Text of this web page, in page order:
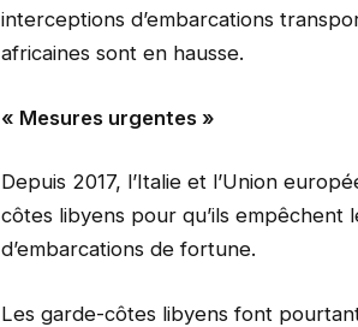
interceptions d’embarcations
africaines sont en hausse.
« Mesures urgentes »
Depuis 2017, l’Italie et l’Union
côtes libyens pour qu’ils empêchent
d’embarcations de fortune.
Les garde-côtes libyens font